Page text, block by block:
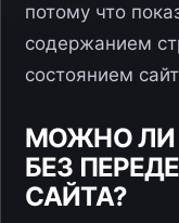
потому что
содержанием
состоянием
МОЖНО ЛИ
БЕЗ
САЙТА?